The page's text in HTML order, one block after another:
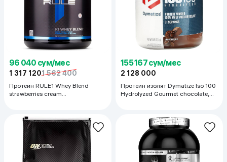
96 040 сум/мес
1 317 1201 562 400
Протеин RULE1 Whey Blend
strawberries cream
155 167 сум/мес
2 128 000
Протеин изолят Dymatize Iso 100
Hydrolyzed Gourmet chocolate,